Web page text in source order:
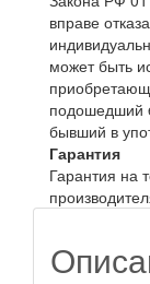
вправе
может быть
подошедший
бывший в
Гарантия
Гарантия на